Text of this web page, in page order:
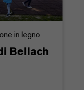
in legno
Bellach